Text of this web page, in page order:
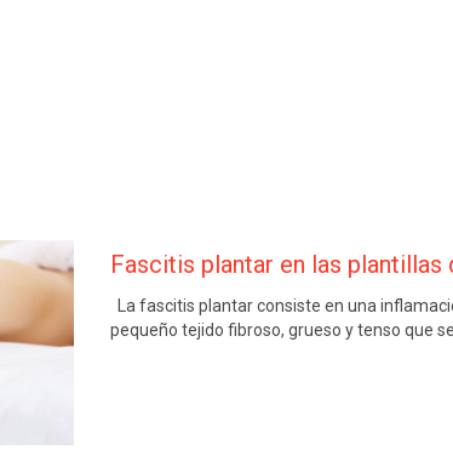
Fascitis plantar en las
La fascitis plantar consiste en una
pequeño tejido fibroso, grueso y tenso que